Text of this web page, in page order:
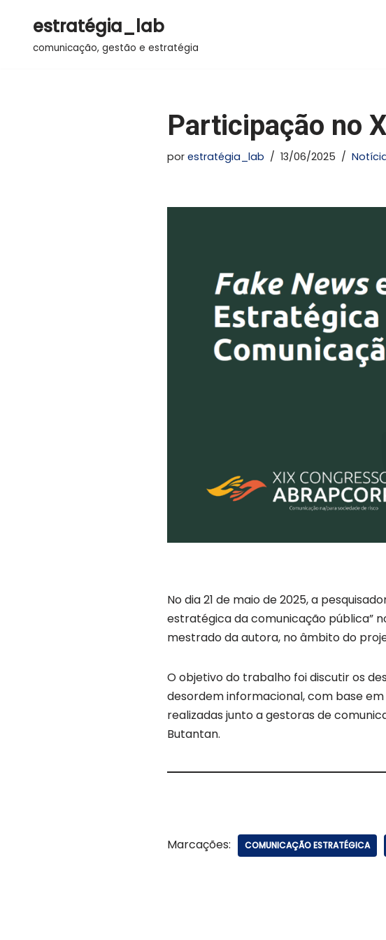
estratégia_lab
comunicação, gestão e estratégia
Participação no
por estratégia_lab 13/06/2025
No dia 21 de maio de 2025, a
estratégica da comunicação pública”
mestrado da autora, no âmbito do
O objetivo do trabalho foi discutir os
desordem informacional, com base
realizadas junto a gestoras de
Butantan.
Marcações: COMUNICAÇÃO ESTRATÉGICA